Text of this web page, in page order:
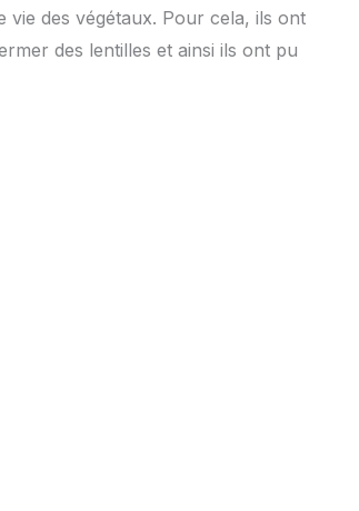
vie des végétaux. Pour cela, ils ont
des lentilles et ainsi ils ont pu